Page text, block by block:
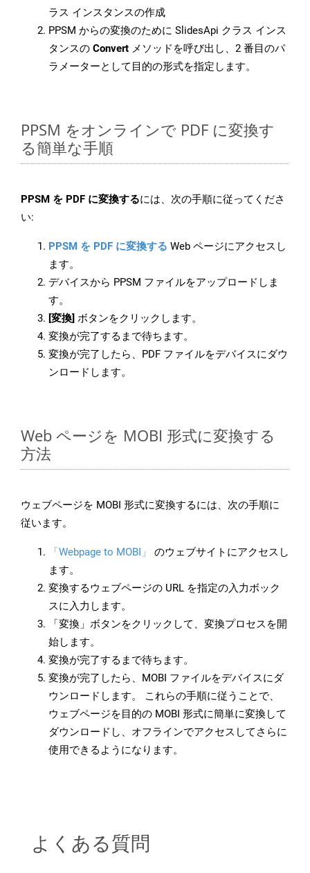
ラス インスタンスの作成
PPSM からの変換のために SlidesApi クラス インス
タンスの Convert メソッドを呼び出し、2 番目のパ
ラメーターとして目的の形式を指定します。
PPSM をオンラインで PDF に変換す
る簡単な手順
PPSM を PDF に変換するには、次の手順に従ってくださ
い:
PPSM を PDF に変換する Web ページにアクセスし
ます。
デバイスから PPSM ファイルをアップロードしま
す。
[変換] ボタンをクリックします。
変換が完了するまで待ちます。
変換が完了したら、PDF ファイルをデバイスにダウ
ンロードします。
Web ページを MOBI 形式に変換する
方法
ウェブページを MOBI 形式に変換するには、次の手順に
従います。
「Webpage to MOBI」
のウェブサイトにアクセスし
ます。
変換するウェブページの URL を指定の入力ボック
スに入力します。
「変換」ボタンをクリックして、変換プロセスを開
始します。
変換が完了するまで待ちます。
変換が完了したら、MOBI ファイルをデバイスにダ
ウンロードします。 これらの手順に従うことで、
ウェブページを目的の MOBI 形式に簡単に変換して
ダウンロードし、オフラインでアクセスしてさらに
使用できるようになります。
よくある質問